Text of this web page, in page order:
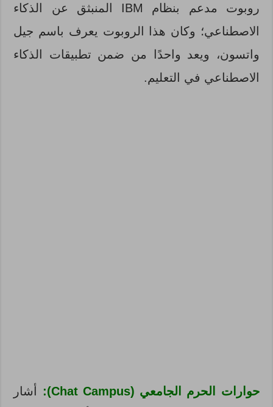
روبوت مدعم بنظام IBM المنبثق عن الذكاء
الاصطناعي؛ وكان هذا الروبوت يعرف باسم جيل
واتسون، ويعد واحدًا من ضمن تطبيقات الذكاء
الاصطناعي في التعليم.
حوارات الحرم الجامعي (Chat Campus):
أشار